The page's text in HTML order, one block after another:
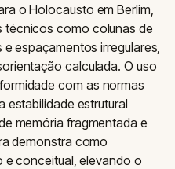
o Holocausto em Berlim,
técnicos como colunas de
espaçamentos irregulares,
calculada. O uso
com as normas
estabilidade estrutural
memória fragmentada e
demonstra como
e conceitual, elevando o